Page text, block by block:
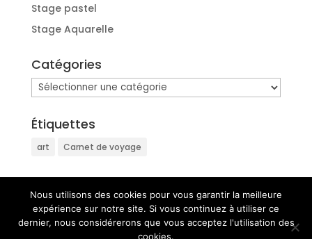
Stage pastel
Stage Aquarelle
Catégories
Catégories
Étiquettes
art Carnet de voyage
Nous utilisons des cookies pour vous garantir la meilleure
expérience sur notre site. Si vous continuez à utiliser ce
dernier, nous considérerons que vous acceptez l'utilisation des
cookies.